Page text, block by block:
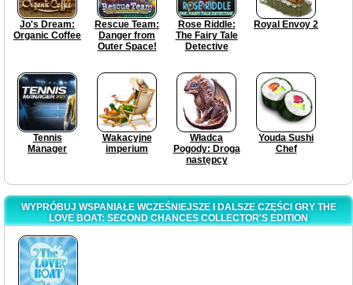
Jo's Dream:
Organic Coffee
Rescue Team:
Danger from
Outer Space!
Rose Riddle:
The Fairy Tale
Detective
Royal Envoy 2
Tennis
Manager
Wakacyjne
imperium
Władca
Pogody: Droga
następcy
Youda Sushi
Chef
WYPRÓBUJ WSPANIAŁE WCZEŚNIEJSZE I DALSZE CZĘŚCI GRY THE
LOVE BOAT: SECOND CHANCES COLLECTOR'S EDITION